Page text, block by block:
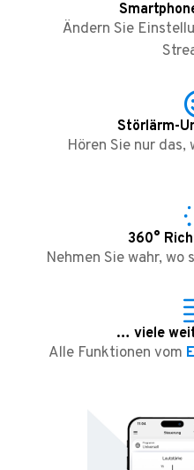
Ändern Sie
Störlärm-
Hören Sie nur das,
360°
Nehmen Sie wahr, wo
… viele
Alle Funktionen vom